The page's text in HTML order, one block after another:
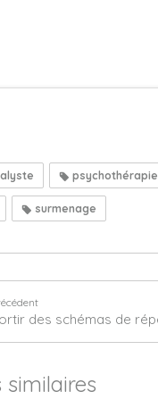
psychothérapie
surmenage
similaires